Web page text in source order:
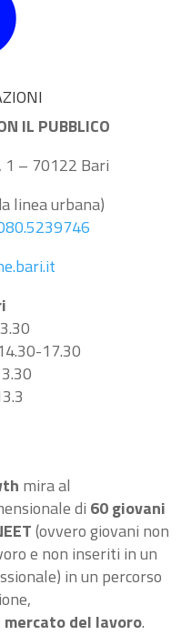
IL PUBBLICO
1 – 70122 Bari
linea urbana)
17.30
mira al
di 60 giovani
(ovvero giovani non
e non inseriti in un
in un percorso
mercato del lavoro.